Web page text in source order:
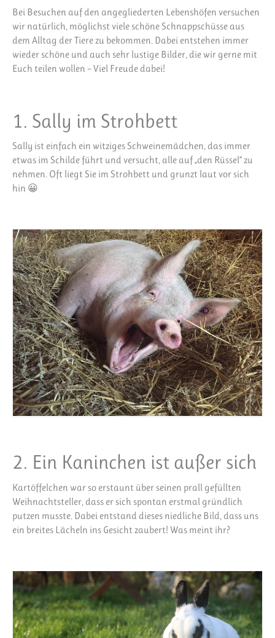
Bei Besuchen auf den angegliederten Lebenshöfen versuchen
wir natürlich, möglichst viele schöne Schnappschüsse aus
dem Alltag der Tiere zu bekommen. Dabei entstehen immer
wieder schöne und auch sehr lustige Bilder, die wir gerne mit
Euch teilen wollen – Viel Freude dabei!
1. Sally im Strohbett
Sally ist einfach ein witziges Schweinemädchen, das immer
etwas im Schilde führt und versucht, alle auf „den Rüssel“ zu
nehmen. Oft liegt Sie im Strohbett und grunzt laut vor sich
hin 😀
2. Ein Kaninchen ist außer sich
Kartöffelchen war so erstaunt über seinen prall gefüllten
Weihnachtsteller, dass er sich spontan erstmal gründlich
putzen musste. Dabei entstand dieses niedliche Bild, dass uns
ein breites Lächeln ins Gesicht zaubert! Was meint ihr?